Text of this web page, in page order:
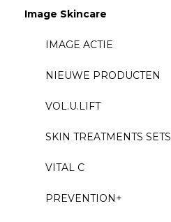
Image Skincare
IMAGE ACTIE
NIEUWE PRODUCTEN
VOL.U.LIFT
SKIN TREATMENTS SETS
VITAL C
PREVENTION+